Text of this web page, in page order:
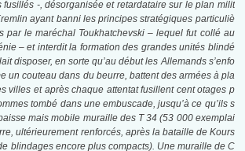
fusillés -, désorganisée et retardataire sur le plan milit
ayant banni les principes stratégiques particuliè
par le maréchal Toukhatchevski – lequel fut collé au
– et interdit la forma­tion des grandes unités blindé
disposer, en sorte qu’au début les Allemands s’enfo
un couteau dans du beurre, battent des armées à pla
villes et après chaque attentat fusillent cent otages p
tombé dans une embuscade, jusqu’à ce qu’ils s
mais mobile muraille des T 34 (53 000 exemplai
ultérieurement renforcés, après la bataille de Kours
blindages encore plus compacts). Une muraille de C